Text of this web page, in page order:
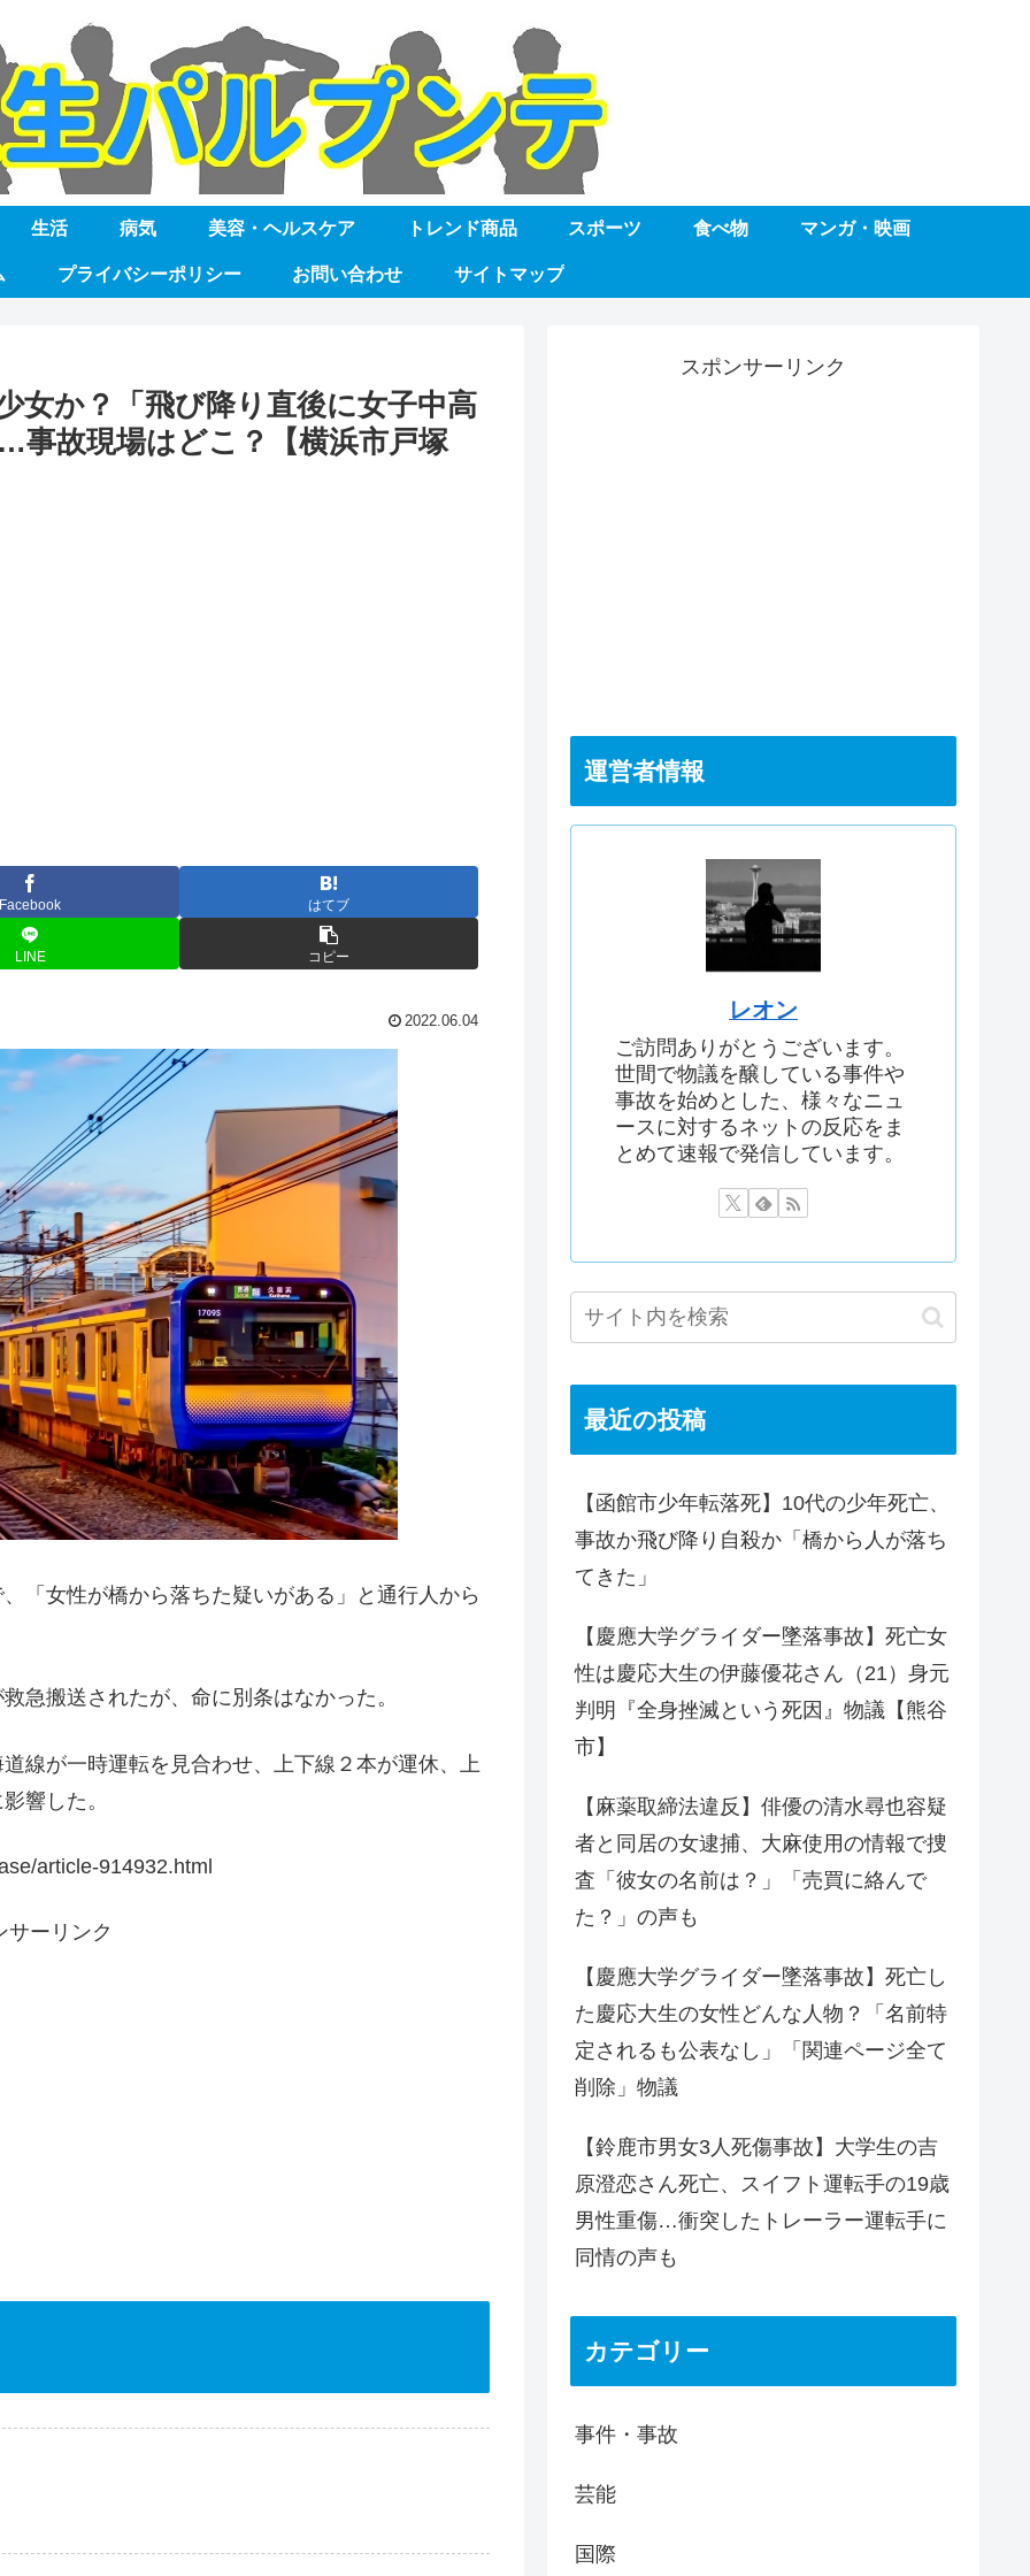
生活 病気 美容・ヘルスケア トレンド商品 スポーツ 食べ物 マンガ・映画
プライバシーポリシー お問い合わせ サイトマップ
女か？「飛び降り直後に女子中高
事故現場はどこ？【横浜市戸塚
Facebook はてブ
LINE コピー
2022.06.04
「女性が橋から落ちた疑いがある」と通行人から
急搬送されたが、命に別条はなかった。
線が一時運転を見合わせ、上下線２本が運休、上
響した。
article-914932.html
サーリンク
スポンサーリンク
運営者情報
レオン
ご訪問ありがとうございます。
世間で物議を醸している事件や
事故を始めとした、様々なニュ
ースに対するネットの反応をま
とめて速報で発信しています。
最近の投稿
【函館市少年転落死】10代の少年死亡、
事故か飛び降り自殺か「橋から人が落ち
てきた」
【慶應大学グライダー墜落事故】死亡女
性は慶応大生の伊藤優花さん（21）身元
判明『全身挫滅という死因』物議【熊谷
市】
【麻薬取締法違反】俳優の清水尋也容疑
者と同居の女逮捕、大麻使用の情報で捜
査「彼女の名前は？」「売買に絡んで
た？」の声も
【慶應大学グライダー墜落事故】死亡し
た慶応大生の女性どんな人物？「名前特
定されるも公表なし」「関連ページ全て
削除」物議
【鈴鹿市男女3人死傷事故】大学生の吉
原澄恋さん死亡、スイフト運転手の19歳
男性重傷…衝突したトレーラー運転手に
同情の声も
カテゴリー
事件・事故
芸能
国際